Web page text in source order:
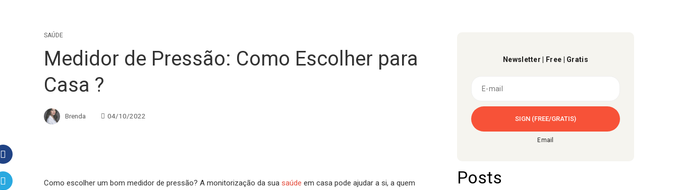
SAÚDE
Medidor de Pressão: Como Escolher para
Casa ?
Brenda 04/10/2022
Facebook
Como escolher um bom medidor de pressão? A monitorização da sua saúde em casa pode ajudar a si, a quem
Newsletter | Free | Gratis
Email
Posts